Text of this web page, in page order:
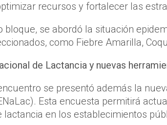
recursos y fortalecer las
bloque, se abordó la situación
como Fiebre Amarilla,
de Lactancia y nuevas
se presentó además la
Esta encuesta permitirá
lactancia en los establecimientos